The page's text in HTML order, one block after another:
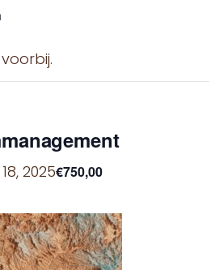
2025€750,00